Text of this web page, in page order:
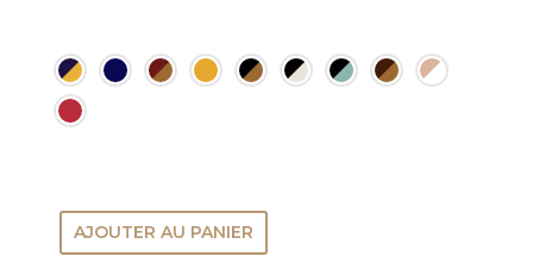
AJOUTER AU PANIER